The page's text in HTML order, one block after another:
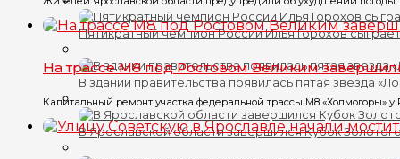
Пятикратный чемпион России Илья Горохов
В здании правительства появилась пятая звезда
В Ярославской области завершился Кубок
На трассе М8 под Ростовом Великим
Капитальный ремонт участка федеральной трассы М8 «Холмогоры» у